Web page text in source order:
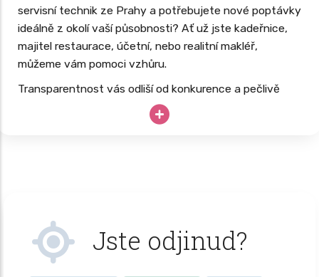
servisní technik ze Prahy a potřebujete nové poptávky
ideálně z okolí vaší působnosti? Ať už jste kadeřnice,
majitel restaurace, účetní, nebo realitní makléř,
můžeme vám pomoci vzhůru.
Transparentnost vás odliší od konkurence a pečlivě
budovaný web vás dlouhodobě posune nad konkurenci.
Vaše drahocenné hodiny, know-how a špičkové
Jste odjinud?